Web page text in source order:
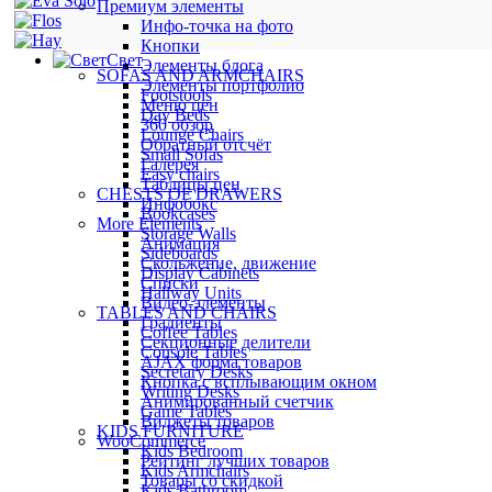
Премиум элементы
Инфо-точка на фото
Кнопки
Элементы блога
Элементы портфолио
Меню цен
360 обзор
Обратный отсчёт
Галерея
Таблицы цен
Инфобокс
More Elements
Анимация
Скольжение, движение
Списки
Видео-элементы
Градиенты
Секционные делители
AJAX форма товаров
Кнопка с всплывающим окном
Анимированный счетчик
Виджеты товаров
WooCommerce
Рейтинг лучших товаров
Товары со скидкой
Свет
SOFAS AND ARMCHAIRS
Footstools
Day Beds
Lounge Chairs
Small Sofas
Easy chairs
CHESTS OF DRAWERS
Bookcases
Storage Walls
Sideboards
Display Cabinets
Hallway Units
TABLES AND CHAIRS
Coffee Tables
Console Tables
Secretary Desks
Writing Desks
Game Tables
KIDS FURNITURE
Kids Bedroom
Kids Armchairs